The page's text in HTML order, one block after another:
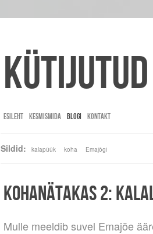
Kütijutud
ESILEHT KESMISMIDA BLOGI KONTAKT
Sildid: kalapüük koha Emajõgi
KOHANÄTAKAS 2:
Mulle meeldib suvel Emajõe